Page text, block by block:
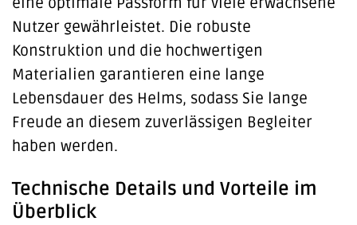
Nutzer gewährleistet. Die robuste
Konstruktion und die hochwertigen
Materialien garantieren eine lange
Lebensdauer des Helms, sodass Sie lange
Freude an diesem zuverlässigen Begleiter
haben werden.
Technische Details und Vorteile im
Überblick